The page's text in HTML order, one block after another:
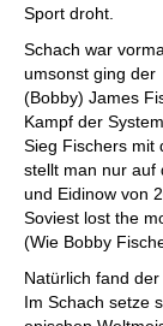
Sport droht.
Schach war
umsonst ging der
(Bobby) James
Kampf der
Sieg Fischers mit
stellt man nur auf
und Eidinow von
Soviest lost the
(Wie Bobby
Natürlich fand
Im Schach setze